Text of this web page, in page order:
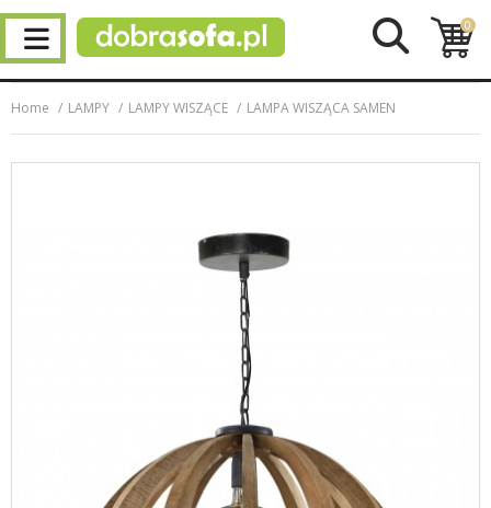
0
Home LAMPY LAMPY WISZĄCE LAMPA WISZĄCA SAMEN